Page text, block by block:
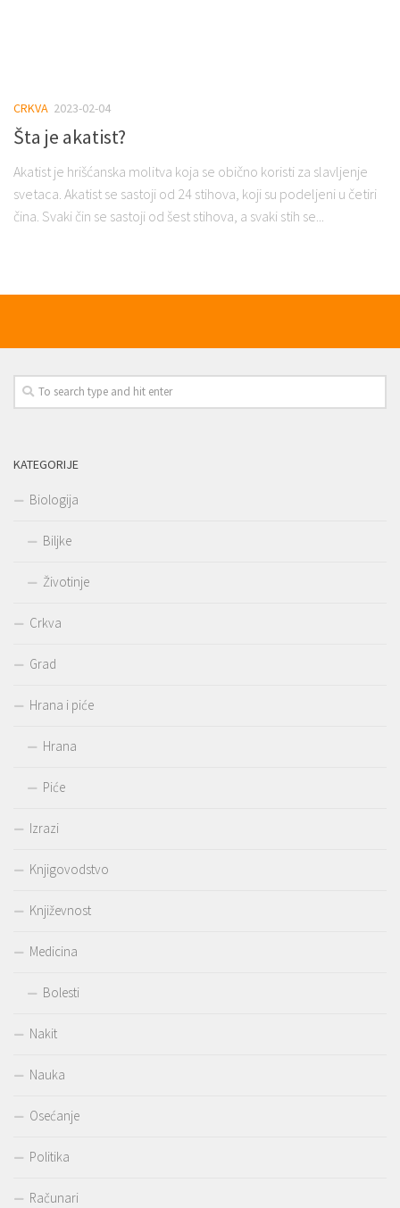
CRKVA 2023-02-04
Šta je akatist?
Akatist je hrišćanska molitva koja se obično koristi za slavljenje
svetaca. Akatist se sastoji od 24 stihova, koji su podeljeni u četiri
čina. Svaki čin se sastoji od šest stihova, a svaki stih se...
KATEGORIJE
Biologija
Biljke
Životinje
Crkva
Grad
Hrana i piće
Hrana
Piće
Izrazi
Knjigovodstvo
Književnost
Medicina
Bolesti
Nakit
Nauka
Osećanje
Politika
Računari